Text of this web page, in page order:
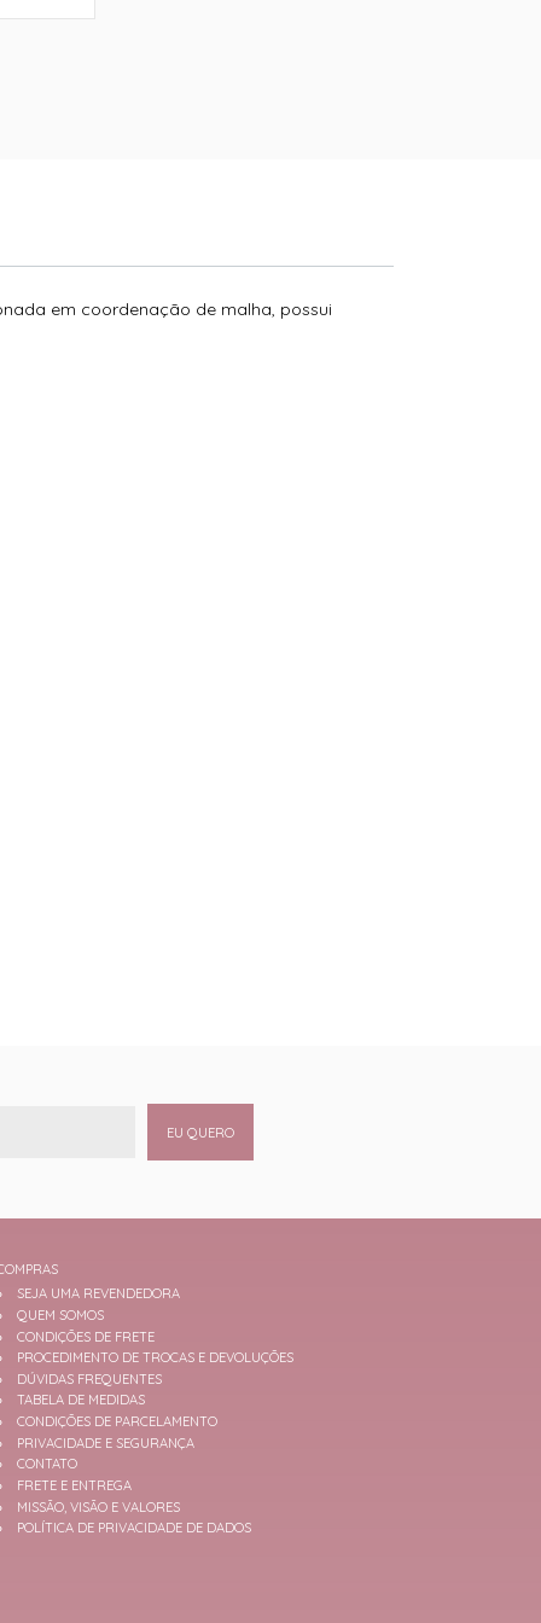
em coordenação de malha, possui
EU QUERO
SEJA UMA REVENDEDORA
QUEM SOMOS
CONDIÇÕES DE FRETE
PROCEDIMENTO DE TROCAS E DEVOLUÇÕES
DÚVIDAS FREQUENTES
TABELA DE MEDIDAS
CONDIÇÕES DE PARCELAMENTO
PRIVACIDADE E SEGURANÇA
CONTATO
FRETE E ENTREGA
MISSÃO, VISÃO E VALORES
POLÍTICA DE PRIVACIDADE DE DADOS